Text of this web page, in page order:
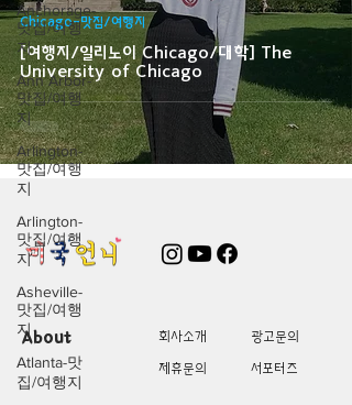
Anchorage-
맛집/여행
지
Ann Arbor-
맛집/여행
지
Arlington-
맛집/여행
지
Arlington-
맛집/여행
지
Asheville-
맛집/여행
지
Atlanta-맛
집/여행지
[여행지/일리노이 Chicago/대학] The
University of Chicago
Chicago-맛집/여행지
About 회사소개
광고문의
제휴문의
서포터즈